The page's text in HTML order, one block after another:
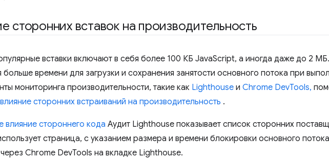
сторонних вставок на производительность
вставки включают в себя более 100 КБ JavaScript, а иногда даже до 2
больше времени для загрузки и сохранения занятости основного потока при
мониторинга производительности, такие как Lighthouse и Chrome DevTools,
сторонних встраиваний на производительность .
влияние стороннего кода Аудит Lighthouse показывает список сторонних
страница, с указанием размера и времени блокировки основного
Chrome DevTools на вкладке Lighthouse.